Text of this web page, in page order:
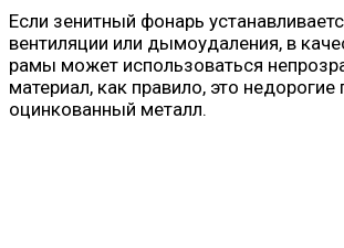
Если зенитный фонарь
вентиляции или дымоудаления, в
рамы может использоваться
материал, как правило, это
оцинкованный металл.